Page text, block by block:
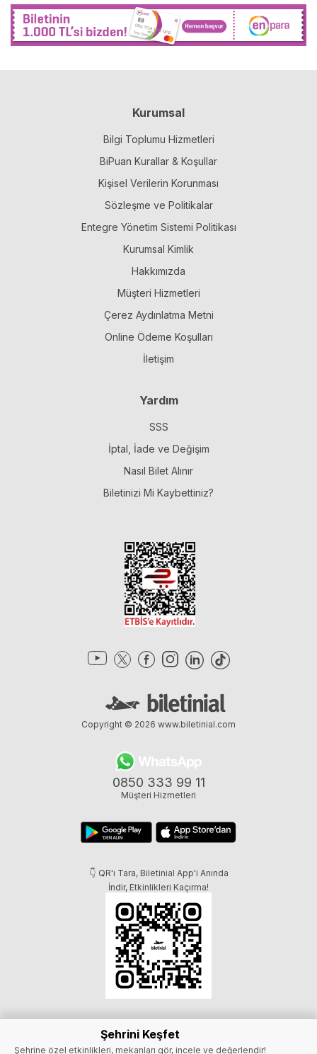
Şehrini Keşfet
Şehrine özel etkinlikleri, mekanları gör, incele ve değerlendir!
Kurumsal
Bilgi Toplumu Hizmetleri
BiPuan Kurallar & Koşullar
Kişisel Verilerin Korunması
Sözleşme ve Politikalar
Entegre Yönetim Sistemi Politikası
Kurumsal Kimlik
Hakkımızda
Müşteri Hizmetleri
Çerez Aydınlatma Metni
Online Ödeme Koşulları
İletişim
Yardım
SSS
İptal, İade ve Değişim
Nasıl Bilet Alınır
Biletinizi Mi Kaybettiniz?
0850 333 99 11
Müşteri Hizmetleri
👇 QR'ı Tara, Biletinial App'i Anında
İndir, Etkinlikleri Kaçırma!
Copyright © 2026 www.biletinial.com